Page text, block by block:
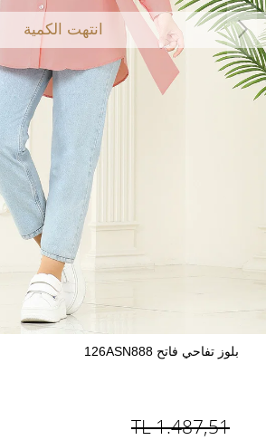
انتهت الكمية
بلوز تفاحي فاتح 126ASN888
1.487,51
TL